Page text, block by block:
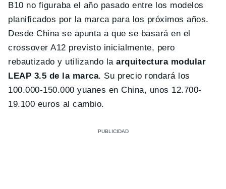
B10 no figuraba el año pasado entre los modelos
planificados por la marca para los próximos años.
Desde China se apunta a que se basará en el
crossover A12 previsto inicialmente, pero
rebautizado y utilizando laarquitectura modular
LEAP 3.5 de la marca. Su precio rondará los
100.000-150.000 yuanes en China, unos 12.700-
19.100 euros al cambio.